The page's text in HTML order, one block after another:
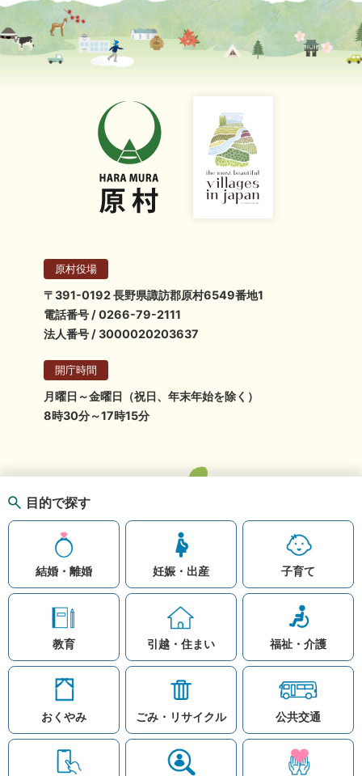
知りたい情報を検索
目的で探す
結婚・離婚 妊娠・出産 子育て
教育 引越・住まい 福祉・介護
おくやみ ごみ・リサイクル 公共交通
原村役場
〒391-0192 長野県諏訪郡原村6549番地1
電話番号 / 0266-79-2111
法人番号 / 3000020203637
開庁時間
月曜日～金曜日（祝日、年末年始を除く）
8時30分～17時15分
お問い合わせ
リンク集
このホームページ
著作権と免責事項につ